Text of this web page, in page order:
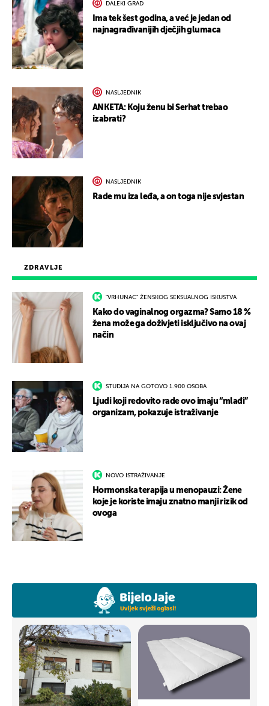
ZDRAVLJE
"VRHUNAC" ŽENSKOG SEKSUALNOG ISKUSTVA
Kako do vaginalnog orgazma? Samo 18 %
žena može ga doživjeti isključivo na ovaj
način
STUDIJA NA GOTOVO 1.900 OSOBA
Ljudi koji redovito rade ovo imaju “mlađi”
organizam, pokazuje istraživanje
NOVO ISTRAŽIVANJE
Hormonska terapija u menopauzi: Žene
koje je koriste imaju znatno manji rizik od
ovoga
DALEKI GRAD
Ima tek šest godina, a već je jedan od
najnagrađivanijih dječjih glumaca
NASLJEDNIK
ANKETA: Koju ženu bi Serhat trebao
izabrati?
NASLJEDNIK
Rade mu iza leđa, a on toga nije svjestan